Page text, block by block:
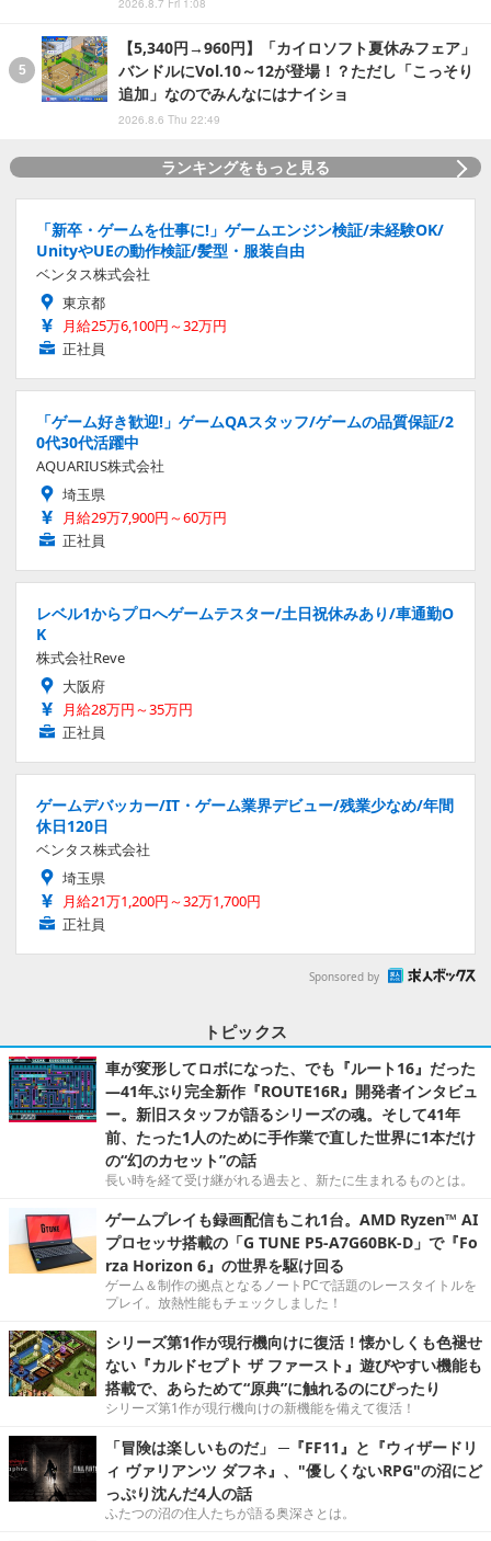
2026.8.7 Fri 1:08
【5,340円→960円】「カイロソフト夏休みフェア」
バンドルにVol.10～12が登場！？ただし「こっそり
追加」なのでみんなにはナイショ
2026.8.6 Thu 22:49
ランキングをもっと見る
「新卒・ゲームを仕事に!」ゲームエンジン検証/未経験OK/
UnityやUEの動作検証/髪型・服装自由
ベンタス株式会社
東京都
月給25万6,100円～32万円
正社員
「ゲーム好き歓迎!」ゲームQAスタッフ/ゲームの品質保証/2
0代30代活躍中
AQUARIUS株式会社
埼玉県
月給29万7,900円～60万円
正社員
レベル1からプロへゲームテスター/土日祝休みあり/車通勤O
K
株式会社Reve
大阪府
月給28万円～35万円
正社員
ゲームデバッカー/IT・ゲーム業界デビュー/残業少なめ/年間
休日120日
ベンタス株式会社
埼玉県
月給21万1,200円～32万1,700円
正社員
Sponsored by
トピックス
車が変形してロボになった、でも『ルート16』だった
―41年ぶり完全新作『ROUTE16R』開発者インタビュ
ー。新旧スタッフが語るシリーズの魂。そして41年
前、たった1人のために手作業で直した世界に1本だけ
の“幻のカセット”の話
長い時を経て受け継がれる過去と、新たに生まれるものとは。
ゲームプレイも録画配信もこれ1台。AMD Ryzen™ AI
プロセッサ搭載の「G TUNE P5-A7G60BK-D」で『Fo
rza Horizon 6』の世界を駆け回る
ゲーム＆制作の拠点となるノートPCで話題のレースタイトルを
プレイ。放熱性能もチェックしました！
シリーズ第1作が現行機向けに復活！懐かしくも色褪せ
ない『カルドセプト ザ ファースト』遊びやすい機能も
搭載で、あらためて“原典”に触れるのにぴったり
シリーズ第1作が現行機向けの新機能を備えて復活！
「冒険は楽しいものだ」 ─『FF11』と『ウィザードリ
ィ ヴァリアンツ ダフネ』、"優しくないRPG"の沼にど
っぷり沈んだ4人の話
ふたつの沼の住人たちが語る奥深さとは。